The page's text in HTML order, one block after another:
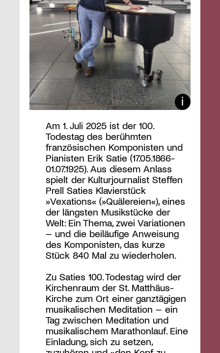
Am 1. Juli 2025 ist der 100.
Todestag des berühmten
französischen Komponisten und
Pianisten Erik Satie (17.05.1866-
01.07.1925). Aus diesem Anlass
spielt der Kulturjournalist Steffen
Prell Saties Klavierstück
»Vexations« (»Quälereien«), eines
der längsten Musikstücke der
Welt: Ein Thema, zwei Variationen
– und die beiläufige Anweisung
des Komponisten, das kurze
Stück 840 Mal zu wiederholen.
Zu Saties 100. Todestag wird der
Kirchenraum der St. Matthäus-
Kirche zum Ort einer ganztägigen
musikalischen Meditation – ein
Tag zwischen Meditation und
musikalischem Marathonlauf. Eine
Einladung, sich zu setzen,